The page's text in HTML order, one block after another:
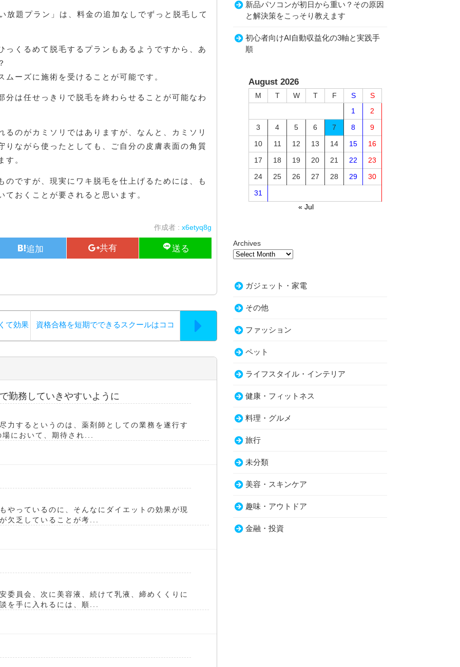
放題プラン」は、料金の追加なしでずっと脱毛して
っくるめて脱毛するプランもあるようですから、あ
ーズに施術を受けることが可能です。
分は任せっきりで脱毛を終わらせることが可能なわ
のがカミソリではありますが、なんと、カミソリ
りながら使ったとしても、ご自分の皮膚表面の角質
す。
のですが、現実にワキ脱毛を仕上げるためには、も
おくことが要されると思います。
作成者 : x6etyq8g
て効果 資格合格を短期でできるスクールはココ
勤務していきやすいように
力するというのは、薬剤師としての業務を遂行す
において、期待され...
やっているのに、そんなにダイエットの効果が現
欠乏していることが考...
委員会、次に美容液、続けて乳液、締めくくりに
を手に入れるには、順...
新品パソコンが初日から重い？その原因
と解決策をこっそり教えます
初心者向けAI自動収益化の3軸と実践手
順
August 2026
M T W T F S
S
1
2
3
4 5 6 7 8
9
10
11 12 13 14 15
16
17
18 19 20 21 22
23
24
25 26 27 28 29
30
31
« Jul
Archives
ガジェット・家電
その他
ファッション
ペット
ライフスタイル・インテリア
健康・フィットネス
料理・グルメ
旅行
未分類
美容・スキンケア
趣味・アウトドア
金融・投資